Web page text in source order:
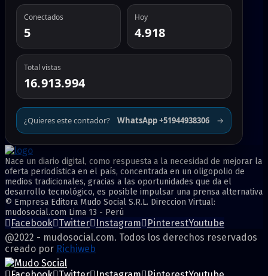
Conectados
5
Hoy
4.918
Total vistas
16.913.994
¿Quieres este contador? WhatsApp +51944938306 →
Nace un diario digital, como respuesta a la necesidad de mejorar la
oferta periodística en el país, concentrada en un oligopolio de
medios tradicionales, gracias a las oportunidades que da el
desarrollo tecnológico, es posible impulsar una prensa alternativa
© Empresa Editora Mudo Social S.R.L. Direccion Virtual:
mudosocial.com Lima 13 - Perú
Facebook Twitter Instagram PinterestYoutube
@2022 - mudosocial.com. Todos los derechos reservados
creado por Richiweb